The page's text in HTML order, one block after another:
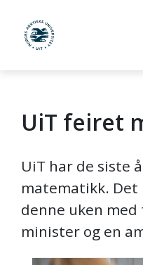
Gå til hovedinnhold
UiT Norges
UiT feiret
UiT har de siste
matematikk.
denne uken med
minister og en